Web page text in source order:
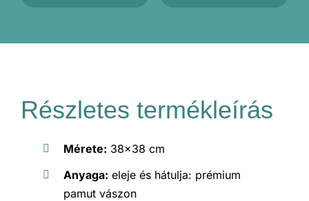
Részletes termékleírás
Mérete: 38×38 cm
Anyaga: eleje és hátulja: prémium
pamut vászon